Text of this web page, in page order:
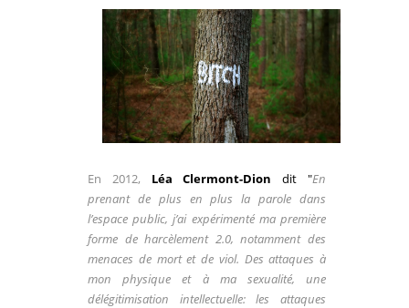
En 2012, Léa Clermont-Dion dit "En
prenant de plus en plus la parole dans
l’espace public, j’ai expérimenté ma première
forme de harcèlement 2.0, notamment des
menaces de mort et de viol. Des attaques à
mon physique et à ma sexualité, une
délégitimisation intellectuelle: les attaques